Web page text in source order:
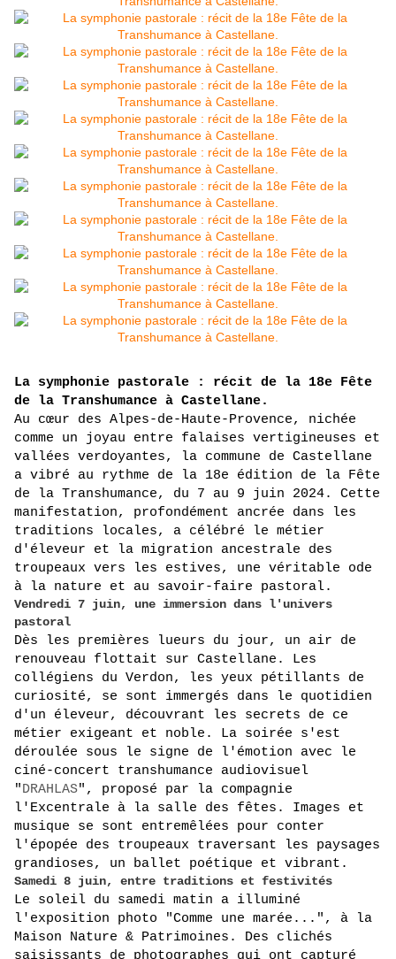
La symphonie pastorale : récit de la 18e Fête
de la Transhumance à Castellane.
Au cœur des Alpes-de-Haute-Provence, nichée
comme un joyau entre falaises vertigineuses et
vallées verdoyantes, la commune de Castellane
a vibré au rythme de la 18e édition de la Fête
de la Transhumance, du 7 au 9 juin 2024. Cette
manifestation, profondément ancrée dans les
traditions locales, a célébré le métier
d'éleveur et la migration ancestrale des
troupeaux vers les estives, une véritable ode
à la nature et au savoir-faire pastoral.
Vendredi 7 juin, une immersion dans l'univers
pastoral
Dès les premières lueurs du jour, un air de
renouveau flottait sur Castellane. Les
collégiens du Verdon, les yeux pétillants de
curiosité, se sont immergés dans le quotidien
d'un éleveur, découvrant les secrets de ce
métier exigeant et noble. La soirée s'est
déroulée sous le signe de l'émotion avec le
ciné-concert transhumance audiovisuel
" DRAHLAS", proposé par la compagnie
l'Excentrale à la salle des fêtes. Images et
musique se sont entremêlées pour conter
l'épopée des troupeaux traversant les paysages
grandioses, un ballet poétique et vibrant.
Samedi 8 juin, entre traditions et festivités
Le soleil du samedi matin a illuminé
l'exposition photo "Comme une marée...", à la
Maison Nature & Patrimoines. Des clichés
saisissants de photographes qui ont capturé